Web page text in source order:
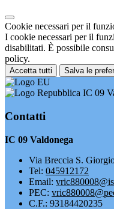
Cookie necessari per il
I cookie necessari per il
disabilitati. È possibile
policy.
Accetta tutti Salva le
IC 09
Contatti
IC 09 Valdonega
Via Breccia S.
Tel: 045912172
Email:
PEC:
C.F.: 93184420235